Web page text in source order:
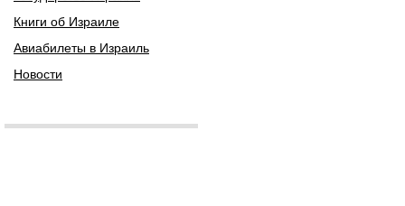
Книги об Израиле
Авиабилеты в Израиль
Новости